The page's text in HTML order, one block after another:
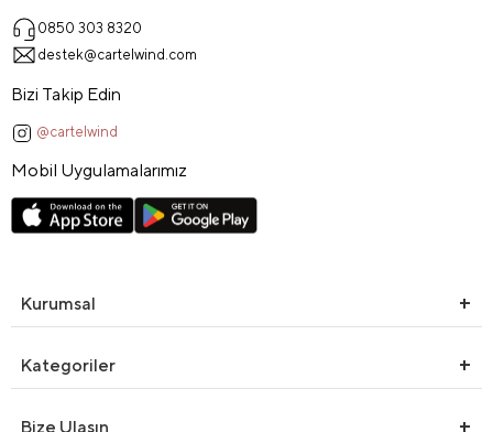
0850 303 8320
destek@cartelwind.com
Bizi Takip Edin
@cartelwind
Mobil Uygulamalarımız
Kurumsal
Kategoriler
Bize Ulaşın